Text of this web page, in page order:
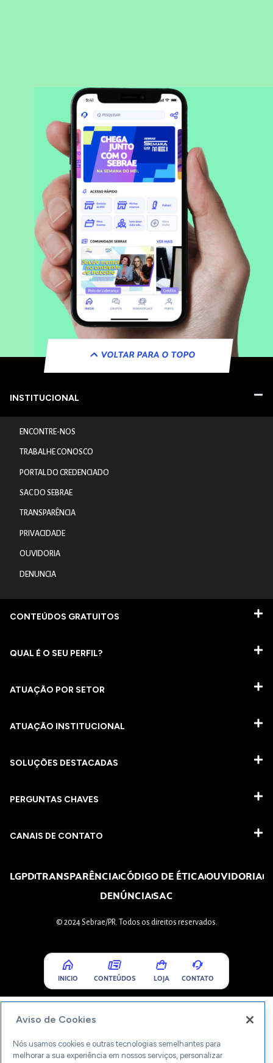
VOLTAR PARA O TOPO
INSTITUCIONAL
ENCONTRE-NOS
TRABALHE CONOSCO
PORTAL DO CREDENCIADO
SAC DO SEBRAE
TRANSPARÊNCIA
PRIVACIDADE
OUVIDORIA
DENUNCIA
CONTEÚDOS GRATUITOS
QUAL É O SEU PERFIL?
ATUAÇÃO POR SETOR
ATUAÇÃO INSTITUCIONAL
SOLUÇÕES DESTACADAS
PERGUNTAS CHAVES​
CANAIS DE CONTATO
LGPDTRANSPARÊNCIACÓDIGO DE ÉTICAOUVIDORIA
DENÚNCIASAC
© 2024 Sebrae/PR. Todos os direitos reservados.
INICIO CONTEÚDOS LOJA CONTATO
Aviso de Cookies
Nós usamos cookies e outras tecnologias semelhantes para
melhorar a sua experiência em nossos serviços, personalizar